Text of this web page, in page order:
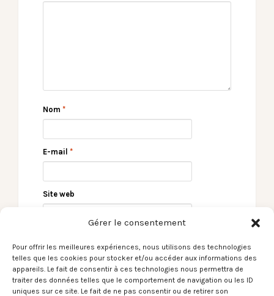
Gérer le consentement
Pour offrir les meilleures expériences, nous utilisons des technologies
telles que les cookies pour stocker et/ou accéder aux informations des
appareils. Le fait de consentir à ces technologies nous permettra de
traiter des données telles que le comportement de navigation ou les ID
uniques sur ce site. Le fait de ne pas consentir ou de retirer son
Nom *
E-mail *
Site web